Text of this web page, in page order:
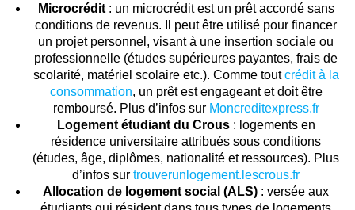
Microcrédit: un microcrédit est un prêt accordé sans
conditions de revenus. Il peut être utilisé pour financer
un projet personnel, visant à une insertion sociale ou
professionnelle (études supérieures payantes, frais de
scolarité, matériel scolaire etc.). Comme toutcrédit à la
consommation, un prêt est engageant et doit être
remboursé. Plus d’infos sur Moncreditexpress.fr
Logement étudiant du Crous: logements en
résidence universitaire attribués sous conditions
(études, âge, diplômes, nationalité et ressources). Plus
d’infos sur trouverunlogement.lescrous.fr
Allocation de logement social (ALS) : versée aux